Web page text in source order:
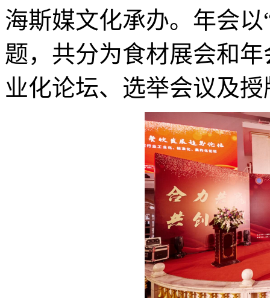
海斯媒文化承办。年会
题，共分为食材展会和
业化论坛、选举会议及